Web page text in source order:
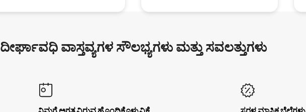
ದೀರ್ಘಾವಧಿ ವಾಸ್ತವ್ಯಗಳ ಸೌಲಭ್ಯಗಳು ಮತ್ತು ಸವಲತ್ತುಗಳು